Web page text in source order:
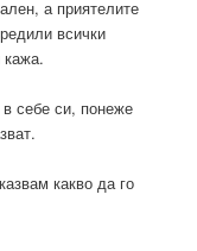
а приятелите
всички
кажа.
себе си, понеже
какво да го